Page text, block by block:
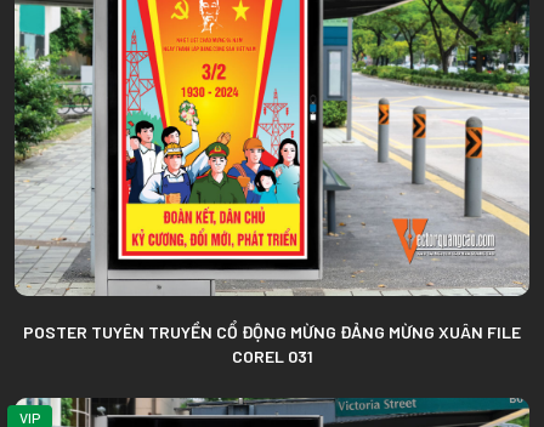
POSTER TUYÊN TRUYỀN CỔ ĐỘNG MỪNG ĐẢNG MỪNG XUÂN FILE
COREL 031
VIP